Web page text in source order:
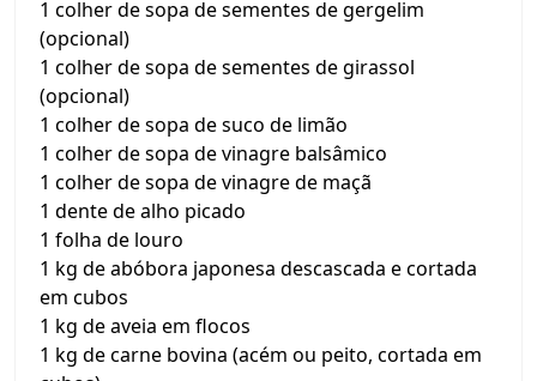
1 colher de sopa de sementes de gergelim
(opcional)
1 colher de sopa de sementes de girassol
(opcional)
1 colher de sopa de suco de limão
1 colher de sopa de vinagre balsâmico
1 colher de sopa de vinagre de maçã
1 dente de alho picado
1 folha de louro
1 kg de abóbora japonesa descascada e cortada
em cubos
1 kg de aveia em flocos
1 kg de carne bovina (acém ou peito, cortada em